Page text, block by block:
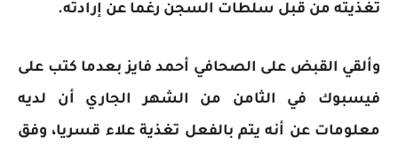
تغذيته من قبل سلطات السجن رغما عن إرادته.
وألقي القبض على الصحافي أحمد فايز بعدما كتب على
فيسبوك في الثامن من الشهر الجاري أن لديه
معلومات عن أنه يتم بالفعل تغذية علاء قسريا، وفق